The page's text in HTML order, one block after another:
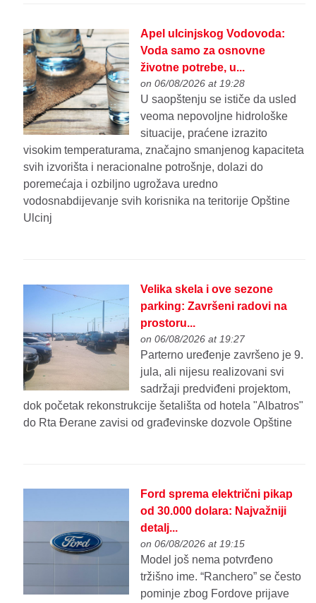
Apel ulcinjskog Vodovoda:
Voda samo za osnovne
životne potrebe, u...
on 06/08/2026 at 19:28
U saopštenju se ističe da usled
veoma nepovoljne hidrološke
situacije, praćene izrazito
visokim temperaturama, značajno smanjenog kapaciteta
svih izvorišta i neracionalne potrošnje, dolazi do
poremećaja i ozbiljno ugrožava uredno
vodosnabdijevanje svih korisnika na teritorije Opštine
Ulcinj
Velika skela i ove sezone
parking: Završeni radovi na
prostoru...
on 06/08/2026 at 19:27
Parterno uređenje završeno je 9.
jula, ali nijesu realizovani svi
sadržaji predviđeni projektom,
dok početak rekonstrukcije šetališta od hotela "Albatros"
do Rta Đerane zavisi od građevinske dozvole Opštine
Ford sprema električni pikap
od 30.000 dolara: Najvažniji
detalj...
on 06/08/2026 at 19:15
Model još nema potvrđeno
tržišno ime. “Ranchero” se često
pominje zbog Fordove prijave